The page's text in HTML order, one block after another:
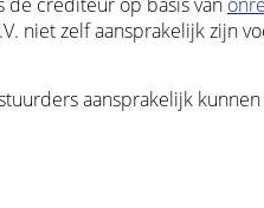
niet zelf aansprakelijk zijn
aansprakelijk